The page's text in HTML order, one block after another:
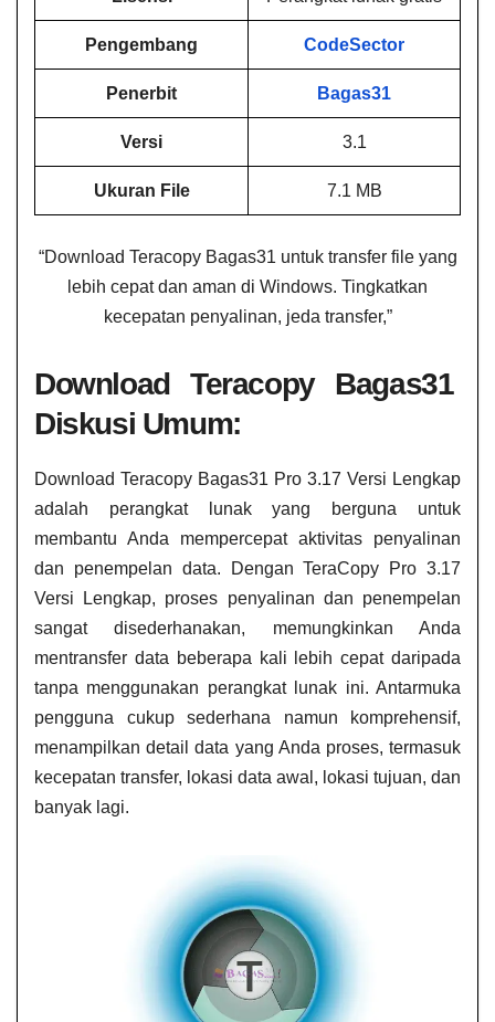
Pengembang CodeSector
Penerbit Bagas31
Versi 3.1
Ukuran File 7.1 MB
“Download Teracopy Bagas31​​ untuk transfer file yang
lebih cepat dan aman di Windows. Tingkatkan
kecepatan penyalinan, jeda transfer,”
Download Teracopy Bagas31​​
Diskusi Umum:
Download Teracopy Bagas31​​ Pro 3.17 Versi Lengkap
adalah perangkat lunak yang berguna untuk
membantu Anda mempercepat aktivitas penyalinan
dan penempelan data. Dengan TeraCopy Pro 3.17
Versi Lengkap, proses penyalinan dan penempelan
sangat disederhanakan, memungkinkan Anda
mentransfer data beberapa kali lebih cepat daripada
tanpa menggunakan perangkat lunak ini. Antarmuka
pengguna cukup sederhana namun komprehensif,
menampilkan detail data yang Anda proses, termasuk
kecepatan transfer, lokasi data awal, lokasi tujuan, dan
banyak lagi.